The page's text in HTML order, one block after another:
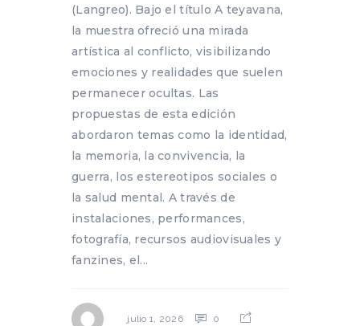
(Langreo). Bajo el título A teyavana,
la muestra ofreció una mirada
artística al conflicto, visibilizando
emociones y realidades que suelen
permanecer ocultas. Las
propuestas de esta edición
abordaron temas como la identidad,
la memoria, la convivencia, la
guerra, los estereotipos sociales o
la salud mental. A través de
instalaciones, performances,
fotografía, recursos audiovisuales y
fanzines, el...
julio 1, 2026 0